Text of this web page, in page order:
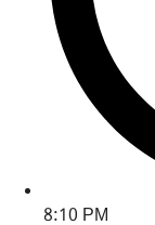
8:10 PM